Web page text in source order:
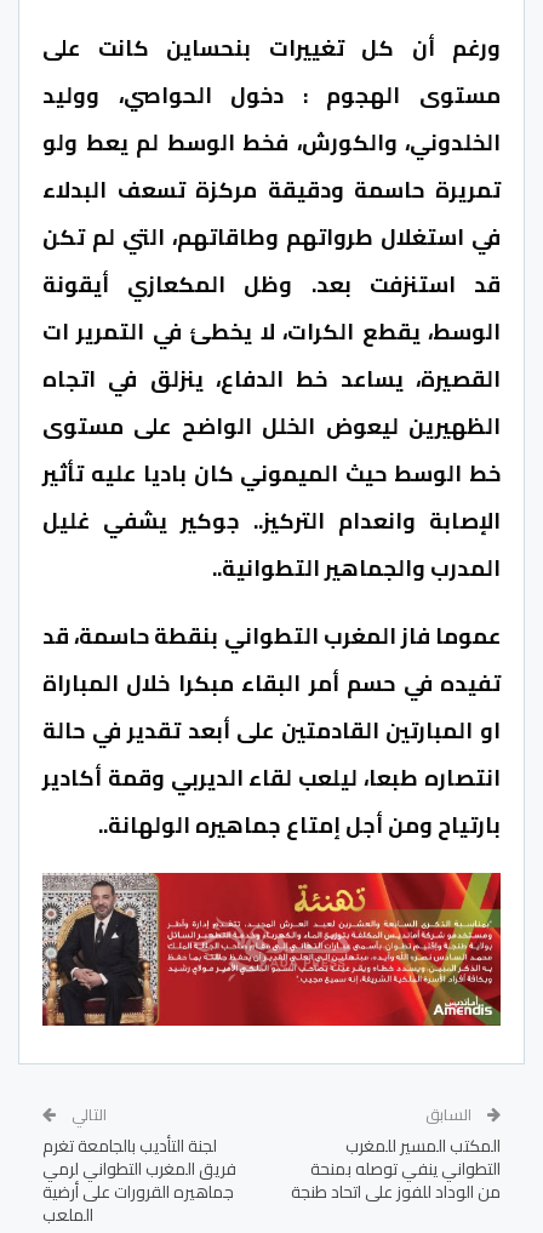
ورغم أن كل تغييرات بنحساين كانت على
مستوى الهجوم : دخول الحواصي، ووليد
الخلدوني، والكورش، فخط الوسط لم يعط ولو
تمريرة حاسمة ودقيقة مركزة تسعف البدلاء
في استغلال طرواتهم وطاقاتهم، التي لم تكن
قد استنزفت بعد. وظل المكعازي أيقونة
الوسط، يقطع الكرات، لا يخطئ في التمرير ات
القصيرة، يساعد خط الدفاع، ينزلق في اتجاه
الظهيرين ليعوض الخلل الواضح على مستوى
خط الوسط حيث الميموني كان باديا عليه تأثير
الإصابة وانعدام التركيز.. جوكير يشفي غليل
المدرب والجماهير التطوانية..
عموما فاز المغرب التطواني بنقطة حاسمة، قد
تفيده في حسم أمر البقاء مبكرا خلال المباراة
او المبارتين القادمتين على أبعد تقدير في حالة
انتصاره طبعا، ليلعب لقاء الديربي وقمة أكادير
بارتياح ومن أجل إمتاع جماهيره الولهانة..
السابق
المكتب المسير للمغرب
التطواني ينفي توصله بمنحة
من الوداد للفوز على اتحاد طنجة
التالي
لجنة التأديب بالجامعة تغرم
فريق المغرب التطواني لرمي
جماهيره القرورات على أرضية
الملعب